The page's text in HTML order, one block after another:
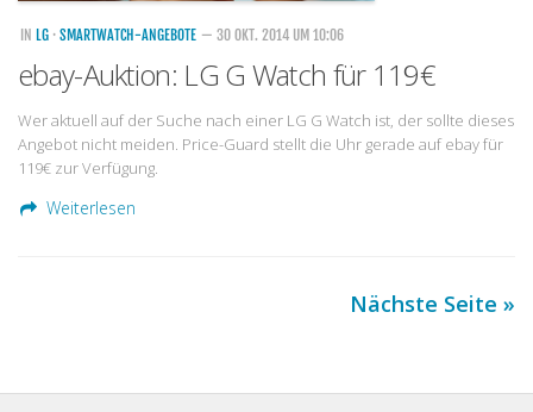
IN LG · SMARTWATCH-ANGEBOTE — 30 OKT. 2014 UM 10:06
ebay-Auktion: LG G Watch für 119€
Wer aktuell auf der Suche nach einer LG G Watch ist, der sollte dieses
Angebot nicht meiden. Price-Guard stellt die Uhr gerade auf ebay für
119€ zur Verfügung.
Weiterlesen
Nächste Seite »